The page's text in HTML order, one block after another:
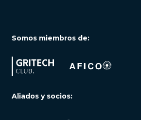
Somos miembros de:
Aliados y socios: